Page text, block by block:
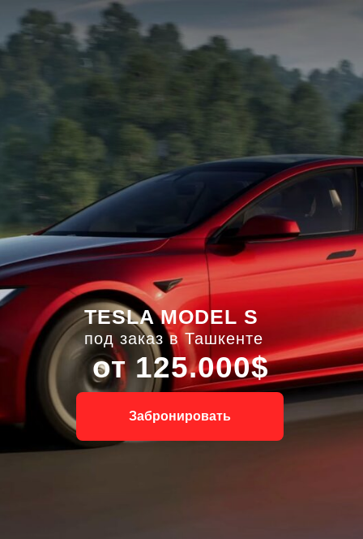
TESLA MODEL S
Забронировать
от 125.000$
под заказ в Ташкенте